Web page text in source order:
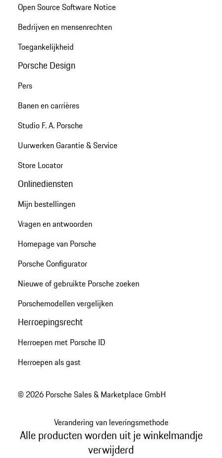
Open Source Software Notice
Bedrijven en mensenrechten
Toegankelijkheid
Porsche Design
Pers
Banen en carrières
Studio F. A. Porsche
Uurwerken Garantie & Service
Store Locator
Onlinediensten
Mijn bestellingen
Vragen en antwoorden
Homepage van Porsche
Porsche Configurator
Nieuwe of gebruikte Porsche zoeken
Porschemodellen vergelijken
Herroepingsrecht
Herroepen met Porsche ID
Herroepen als gast
© 2026 Porsche Sales & Marketplace GmbH
Verandering van leveringsmethode
Alle producten worden uit je winkelmandje
verwijderd